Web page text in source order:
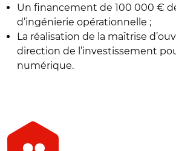
Un financement de 100 000 €
d’ingénierie opérationnelle ;
La réalisation de la maîtrise
direction de l’investissement
numérique.